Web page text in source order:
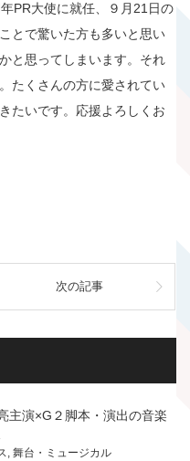
PR大使に就任、９月21日の
とで驚いた方も多いと思い
と思ってしまいます。それ
たくさんの方に愛されてい
たいです。応援よろしくお
次の記事
主演×G２脚本・演出の音楽
, 舞台・ミュージカル